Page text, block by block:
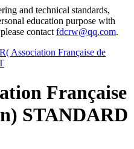
and technical standards,
education purpose with
contact fdcrw@qq.com.
Association Française de
Française
STANDARD